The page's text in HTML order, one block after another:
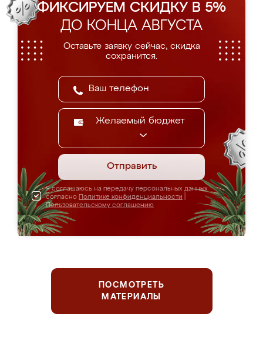
ФИКСИРУЕМ СКИДКУ В 5%
ДО КОНЦА АВГУСТА
Оставьте заявку сейчас, скидка
сохранится.
Желаемый бюджет
Отправить
Я соглашаюсь на передачу персональных данных
согласно Политике конфиденциальности
Пользовательскому соглашению
ПОСМОТРЕТЬ
МАТЕРИАЛЫ